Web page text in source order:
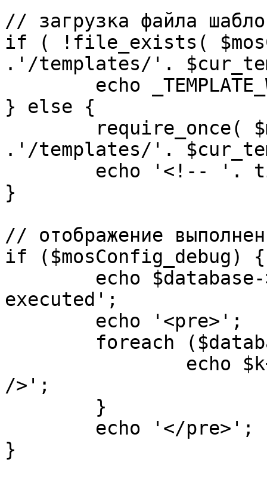
// загрузка файла
if ( !file_exists(
.'/templates/'.
} else {
.'/templates/'.
}
// отображение
if ($mosConfig_debug) {
executed';
/>';
}